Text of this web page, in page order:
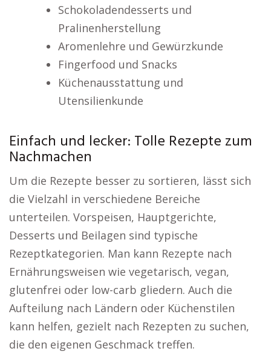
Schokoladendesserts und
Pralinenherstellung
Aromenlehre und Gewürzkunde
Fingerfood und Snacks
Küchenausstattung und
Utensilienkunde
Einfach und lecker: Tolle Rezepte zum
Nachmachen
Um die Rezepte besser zu sortieren, lässt sich
die Vielzahl in verschiedene Bereiche
unterteilen. Vorspeisen, Hauptgerichte,
Desserts und Beilagen sind typische
Rezeptkategorien. Man kann Rezepte nach
Ernährungsweisen wie vegetarisch, vegan,
glutenfrei oder low-carb gliedern. Auch die
Aufteilung nach Ländern oder Küchenstilen
kann helfen, gezielt nach Rezepten zu suchen,
die den eigenen Geschmack treffen.